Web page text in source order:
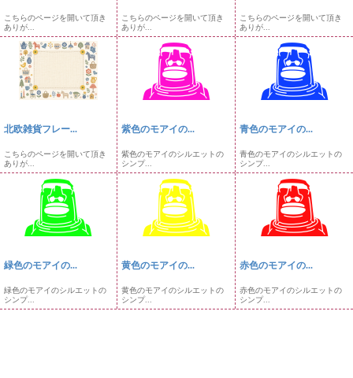
こちらのページを開いて頂き
ありが...
こちらのページを開いて頂き
ありが...
こちらのページを開いて頂き
ありが...
北欧雑貨フレー...
こちらのページを開いて頂き
ありが...
紫色のモアイの...
紫色のモアイのシルエットの
シンプ...
青色のモアイの...
青色のモアイのシルエットの
シンプ...
緑色のモアイの...
緑色のモアイのシルエットの
シンプ...
黄色のモアイの...
黄色のモアイのシルエットの
シンプ...
赤色のモアイの...
赤色のモアイのシルエットの
シンプ...